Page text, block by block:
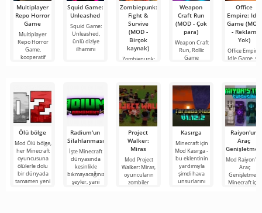
Multiplayer
Repo Horror
Game
Multiplayer
Repo Horror
Game,
kooperatif
Squid Game:
Unleashed
Squid Game:
Unleashed,
ünlü diziye
ilhamını
Zombiepunk:
Fight &
Survive
(MOD -
Birçok
kaynak)
Zombiepunk:
Weapon
Craft Run
(MOD - Çok
para)
Weapon Craft
Run, Rollic
Game
Office
Empire: Idle
Game (MOD
- Reklam
Yok)
Office Empire:
Idle Game, sizi
Ölü bölge
Mod Ölü bölge,
her Minecraft
oyuncusuna
ölülerle dolu
bir dünyada
tamamen yeni
Radium'un
Silahlanması
İşte Minecraft
dünyasında
kesinlikle
bıkmayacağınız
şeyler, yani
Project
Walker:
Miras
Mod Project
Walker: Miras,
oyuncuların
zombiler
Kasırga
Minecraft için
Mod Kasırga -
bu eklentinin
yardımıyla
şimdi hava
unsurlarını
Raiyon'un
Araç
Mod
Araç
Genişletmesi,
Minecraft için